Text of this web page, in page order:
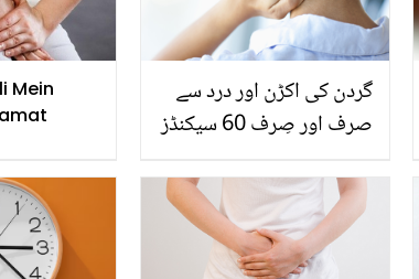
Mein
گردن کی اکڑن اور درد سے
صرف اور صِرف 60 سیکنڈز
کونسا طریقہ ہے جس سے
آپ گردن کے درد میں فوری
آرام پا سکتے ہیں